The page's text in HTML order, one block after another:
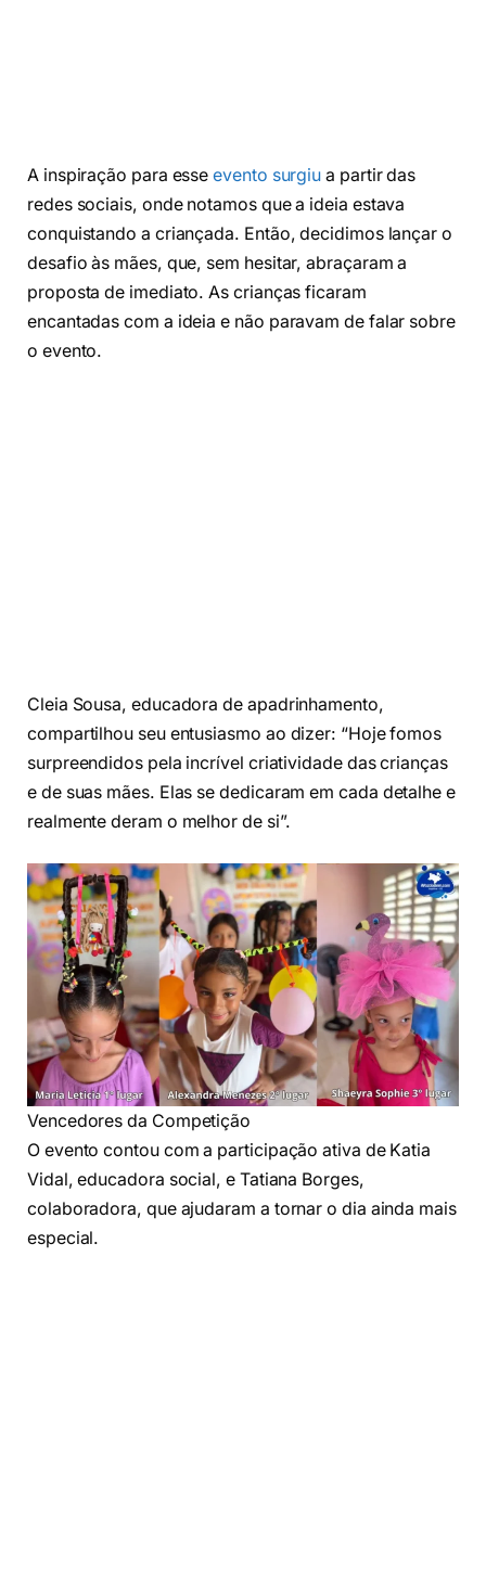
A inspiração para esseevento surgiua partir das
redes sociais, onde notamos que a ideia estava
conquistando a criançada. Então, decidimos lançar o
desafio às mães, que, sem hesitar, abraçaram a
proposta de imediato. As crianças ficaram
encantadas com a ideia e não paravam de falar sobre
o evento.
Cleia Sousa, educadora de apadrinhamento,
compartilhou seu entusiasmo ao dizer: “Hoje fomos
surpreendidos pela incrível criatividade das crianças
e de suas mães. Elas se dedicaram em cada detalhe e
realmente deram o melhor de si”.
Vencedores da Competição
O evento contou com a participação ativa de Katia
Vidal, educadora social, e Tatiana Borges,
colaboradora, que ajudaram a tornar o dia ainda mais
especial.